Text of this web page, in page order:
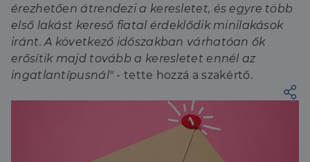
érezhetően átrendezi a keresletet, és egyre több
első lakást kereső fiatal érdeklődik minilakások
iránt. A következő időszakban várhatóan ők
erősítik majd tovább a keresletet ennél az
ingatlantípusnál" - tette hozzá a szakértő.